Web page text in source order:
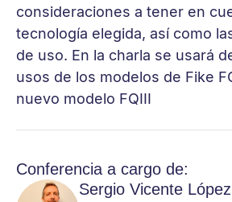
consideraciones a tener en
tecnología elegida, así como
de uso. En la charla se usará
usos de los modelos de Fike
nuevo modelo FQIII
Conferencia a cargo de:
Sergio Vicente López